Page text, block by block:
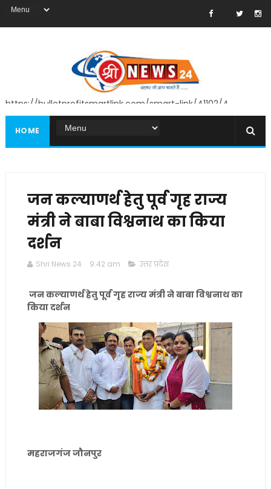
https://bulletprofitsmartlink.com/smart-link/41102/4
HOME
जन कल्याणर्थ हेतु पूर्व गृह राज्य
मंत्री ने बाबा विश्वनाथ का किया
दर्शन
Shri News 24 9:42 am उत्तर प्रदेश
जन कल्याणर्थ हेतु पूर्व गृह राज्य मंत्री ने बाबा विश्वनाथ का
किया दर्शन
महराजगंज जौनपुर